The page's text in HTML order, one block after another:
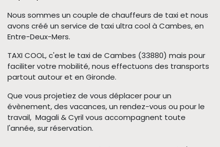
Nous sommes un couple de chauffeurs de taxi et nous
avons créé un service de taxi ultra cool à Cambes, en
Entre-Deux-Mers.
TAXI COOL, c'est le taxi de Cambes (33880) mais pour
faciliter votre mobilité, nous effectuons des transports
partout autour et en Gironde.
Que vous projetiez de vous déplacer pour un
évènement, des vacances, un rendez-vous ou pour le
travail, Magali & Cyril vous accompagnent toute
l'année, sur réservation.